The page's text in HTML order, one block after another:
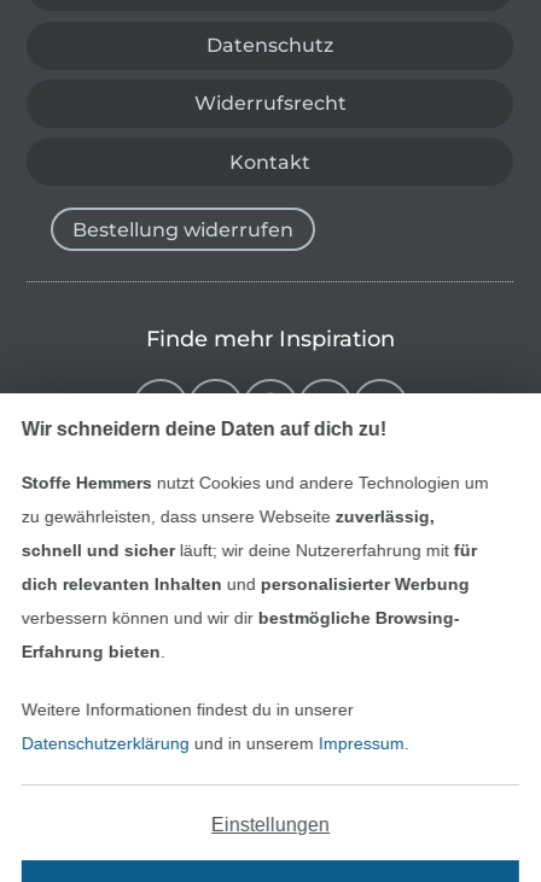
Datenschutz
Widerrufsrecht
Kontakt
Alle Preise inkl. der gesetzl. MwSt.
Bestellung widerrufen
Finde mehr Inspiration
Wir schneidern deine Daten auf dich zu!
Stoffe Hemmers nutzt Cookies und andere Technologien um
zu gewährleisten, dass unsere Webseite zuverlässig,
schnell und sicherläuft; wir deine Nutzererfahrung mitfür
dich relevanten Inhalten und personalisierter Werbung
verbessern können und wir dir bestmögliche Browsing-
Erfahrung bieten
Weitere Informationen findest du in unserer
Datenschutzerklärung und in unserem Impressum
Einstellungen